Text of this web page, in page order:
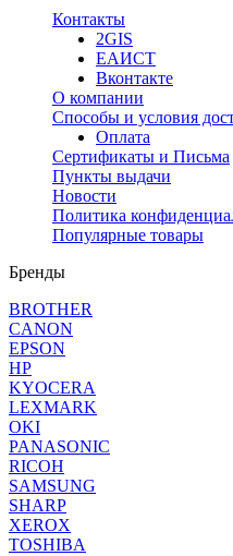
Контакты
2GIS
ЕАИСТ
Вконтакте
О компании
Способы и условия
Оплата
Сертификаты и Письма
Пункты выдачи
Новости
Политика
Популярные товары
Бренды
BROTHER
CANON
EPSON
HP
KYOCERA
LEXMARK
OKI
PANASONIC
RICOH
SAMSUNG
SHARP
XEROX
TOSHIBA